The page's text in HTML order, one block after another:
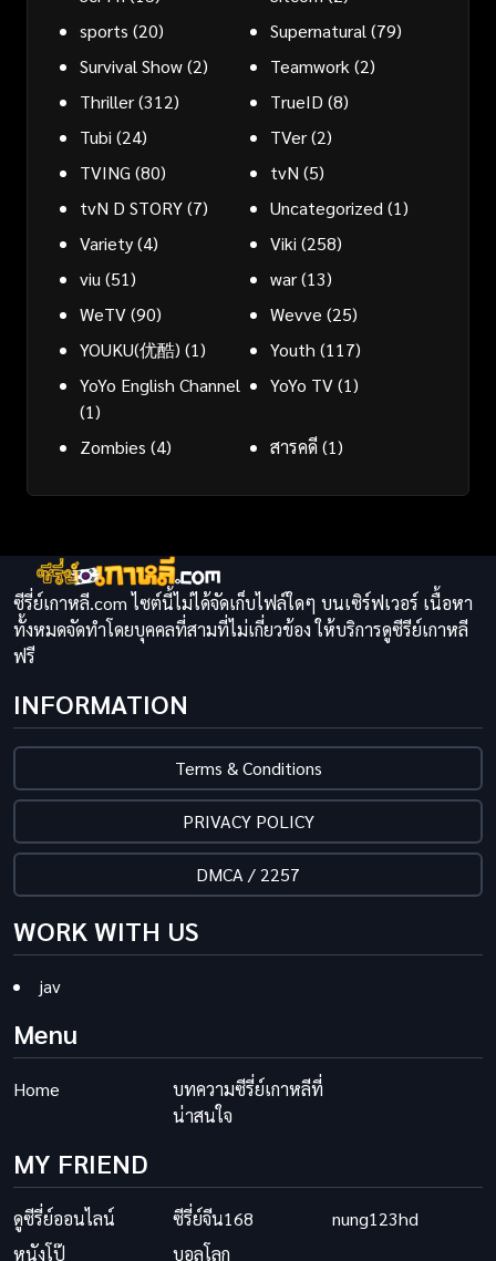
sports (20) Supernatural (79)
Survival Show(2) Teamwork (2)
Thriller(312) TrueID (8)
Tubi (24) TVer(2)
TVING (80) tvN (5)
tvN D STORY(7) Uncategorized (1)
Variety(4) Viki (258)
viu (51) war(13)
WeTV(90) Wevve (25)
YOUKU(优酷) (1) Youth (117)
YoYo English Channel
(1)
YoYo TV(1)
Zombies (4) สารคดี(1)
ซีรี่ย์เกาหลี.com ไซต์นี้ไม่ได้จัดเก็บไฟล์ใดๆ บนเซิร์ฟเวอร์ เนื้อหา
ทั้งหมดจัดทำโดยบุคคลที่สามที่ไม่เกี่ยวข้อง ให้บริการดูซีรีย์เกาหลี
ฟรี
INFORMATION
Terms & Conditions
PRIVACY POLICY
DMCA / 2257
WORK WITH US
jav
Menu
Home
บทความซีรี่ย์เกาหลีที่
น่าสนใจ
MY FRIEND
ดูซีรี่ย์ออนไลน์ ซีรี่ย์จีน168
nung123hd
หนังโป๊
บอลโลก